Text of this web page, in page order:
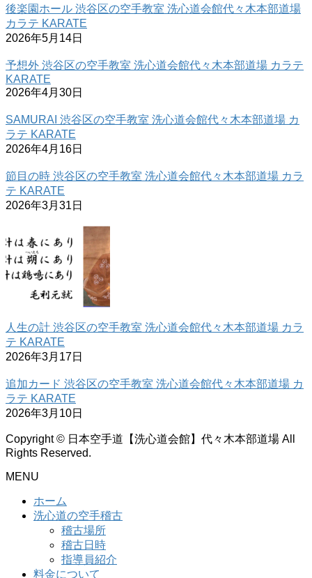
後楽園ホール 渋谷区の空手教室 洗心道会館代々木本部道場
カラテ KARATE
2026年5月14日
予想外 渋谷区の空手教室 洗心道会館代々木本部道場 カラテ
KARATE
2026年4月30日
SAMURAI 渋谷区の空手教室 洗心道会館代々木本部道場 カ
ラテ KARATE
2026年4月16日
節目の時 渋谷区の空手教室 洗心道会館代々木本部道場 カラ
テ KARATE
2026年3月31日
人生の計 渋谷区の空手教室 洗心道会館代々木本部道場 カラ
テ KARATE
2026年3月17日
追加カード 渋谷区の空手教室 洗心道会館代々木本部道場 カ
ラテ KARATE
2026年3月10日
Copyright © 日本空手道【洗心道会館】代々木本部道場 All
Rights Reserved.
MENU
ホーム
洗心道の空手稽古
稽古場所
稽古日時
指導員紹介
料金について